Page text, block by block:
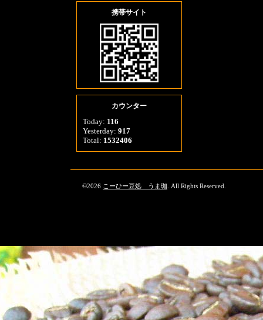
携帯サイト
カウンター
Today: 116
Yesterday: 917
Total: 1532406
©2026 こーひー豆処 うま珈 . All Rights Reserved.